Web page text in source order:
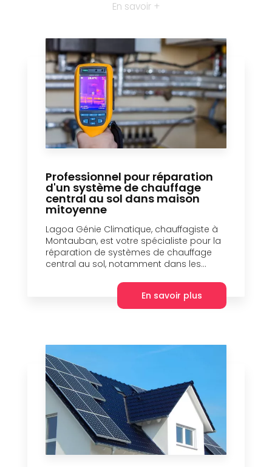
En savoir +
Professionnel pour réparation
d'un système de chauffage
central au sol dans maison
mitoyenne
Lagoa Génie Climatique, chauffagiste à
Montauban, est votre spécialiste pour la
réparation de systèmes de chauffage
central au sol, notamment dans les...
En savoir plus